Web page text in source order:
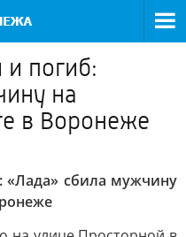
погиб:
на
в Воронеже
сбила мужчину